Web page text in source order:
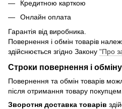
Кредитною карткою
Онлайн оплата
Гарантія від виробника.
Повернення і обмін товарів
здійснюється згідно Закону "Про
Строки повернення і обміну
Повернення та обмін товарів
після отримання товару покупцем.
Зворотня доставка товарів